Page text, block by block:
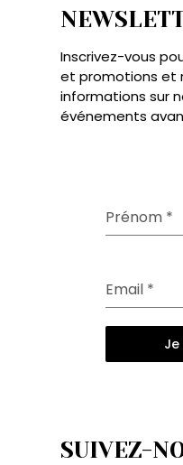
Inscrivez-vous
et promotions et
informations sur
événements
Prénom *
Email *
SUIVEZ-